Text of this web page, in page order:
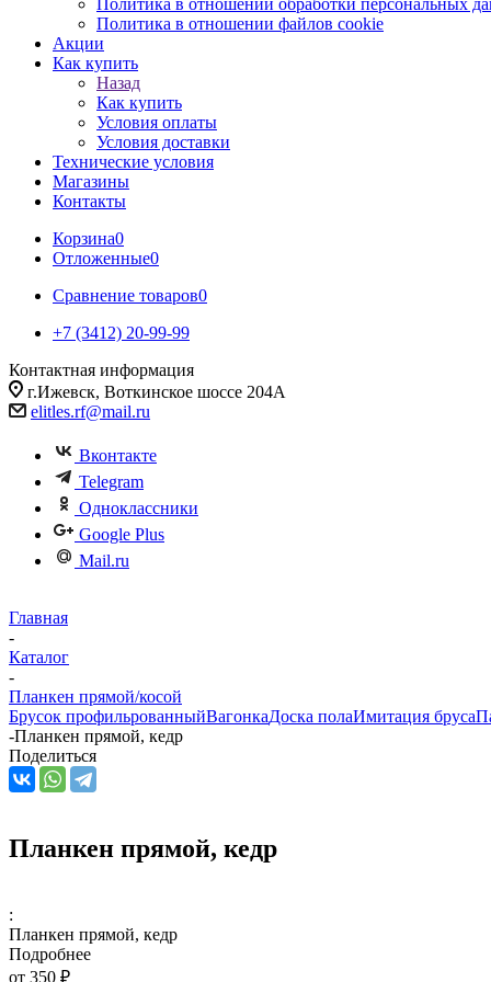
Политика в отношении обработки персональных
Политика в отношении файлов cookie
Акции
Как купить
Назад
Как купить
Условия оплаты
Условия доставки
Технические условия
Магазины
Контакты
Корзина0
Отложенные0
Сравнение товаров0
+7 (3412) 20-99-99
Контактная информация
г.Ижевск, Воткинское шоссе 204А
elitles.rf@mail.ru
Вконтакте
Telegram
Одноклассники
Google Plus
Mail.ru
Главная
-
Каталог
-
Планкен прямой/косой
Брусок профильрованныйВагонкаДоска полаИмитация бруса
-Планкен прямой, кедр
Поделиться
Планкен прямой, кедр
:
Планкен прямой, кедр
Подробнее
от 350 ₽